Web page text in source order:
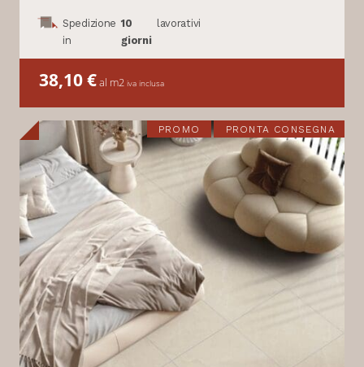
Spedizione
in
10
giorni
lavorativi
38,10€al m2 iva inclusa
PROMO PRONTA CONSEGNA